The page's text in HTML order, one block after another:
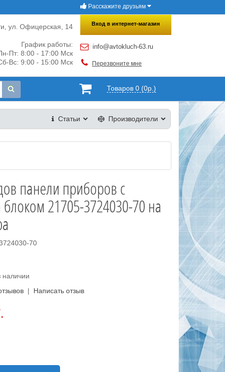
×
Расскажите друзьям
Вход в интернет-магазин
info@avtokluch-63.ru
Перезвоните мне
ул. Офицерская, 14
График работы:
Пт: 8:00 - 17:00 Мск
Вс: 9:00 - 15:00 Мск
Товаров 0 (0р.)
Производители
Статьи
панели приборов с
21705-3724030-70 на
70
наличии
| Написать отзыв